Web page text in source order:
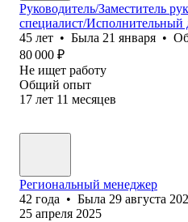
Руководитель/Заместитель
специалист/Исполнительный
45 лет • Была 21 января •
80 000 ₽
Не ищет работу
Общий опыт
17 лет 11 месяцев
Региональный менеджер
42 года • Была 29 августа
25 апреля 2025